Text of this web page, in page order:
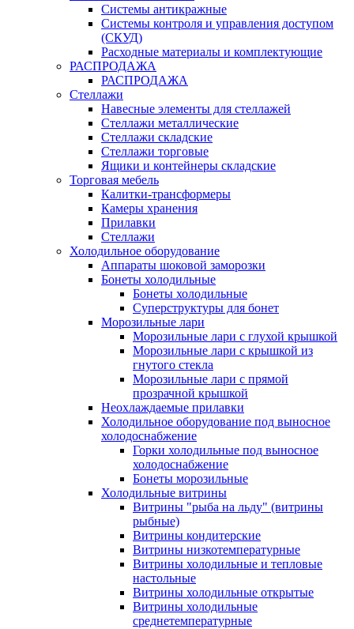
Системы антикражные
Системы контроля и управления доступом
(СКУД)
Расходные материалы и комплектующие
РАСПРОДАЖА
РАСПРОДАЖА
Стеллажи
Навесные элементы для стеллажей
Стеллажи металлические
Стеллажи складские
Стеллажи торговые
Ящики и контейнеры складские
Торговая мебель
Калитки-трансформеры
Камеры хранения
Прилавки
Стеллажи
Холодильное оборудование
Аппараты шоковой заморозки
Бонеты холодильные
Бонеты холодильные
Суперструктуры для бонет
Морозильные лари
Морозильные лари с глухой крышкой
Морозильные лари с крышкой из
гнутого стекла
Морозильные лари с прямой
прозрачной крышкой
Неохлаждаемые прилавки
Холодильное оборудование под выносное
холодоснабжение
Горки холодильные под выносное
холодоснабжение
Бонеты морозильные
Холодильные витрины
Витрины "рыба на льду" (витрины
рыбные)
Витрины кондитерские
Витрины низкотемпературные
Витрины холодильные и тепловые
настольные
Витрины холодильные открытые
Витрины холодильные
среднетемпературные